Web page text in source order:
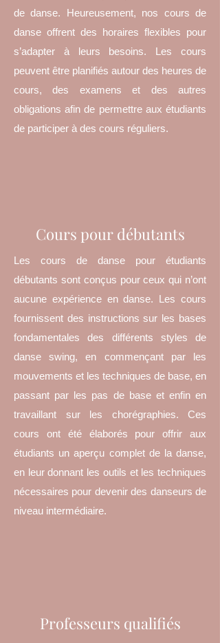
de danse. Heureusement, nos cours de
danse offrent des horaires flexibles pour
s’adapter à leurs besoins. Les cours
peuvent être planifiés autour des heures de
cours, des examens et des autres
obligations afin de permettre aux étudiants
de participer à des cours réguliers.
Cours pour débutants
Les cours de danse pour étudiants
débutants sont conçus pour ceux qui n’ont
aucune expérience en danse. Les cours
fournissent des instructions sur les bases
fondamentales des différents styles de
danse swing, en commençant par les
mouvements et les techniques de base, en
passant par les pas de base et enfin en
travaillant sur les chorégraphies. Ces
cours ont été élaborés pour offrir aux
étudiants un aperçu complet de la danse,
en leur donnant les outils et les techniques
nécessaires pour devenir des danseurs de
niveau intermédiaire.
Professeurs qualifiés